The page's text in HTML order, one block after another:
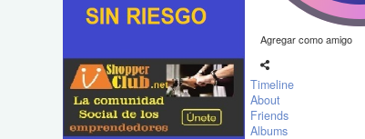
Agregar como amigo
Timeline
About
Friends
Albums